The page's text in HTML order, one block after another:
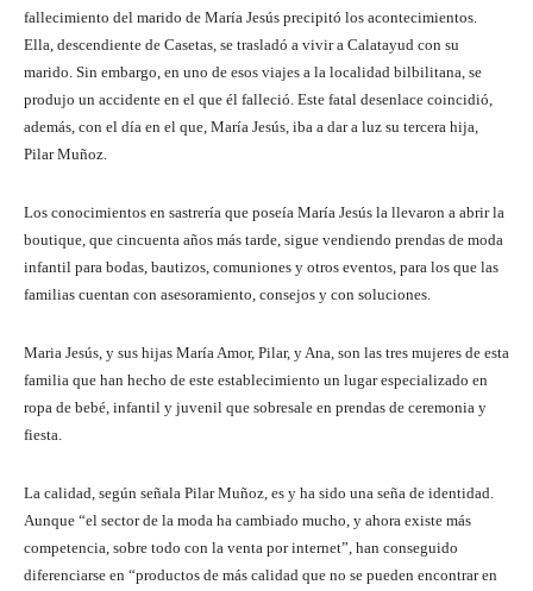
fallecimiento del marido de María Jesús precipitó los acontecimientos.
Ella, descendiente de Casetas, se trasladó a vivir a Calatayud con su
marido. Sin embargo, en uno de esos viajes a la localidad bilbilitana, se
produjo un accidente en el que él falleció. Este fatal desenlace coincidió,
además, con el día en el que, María Jesús, iba a dar a luz su tercera hija,
Pilar Muñoz.
Los conocimientos en sastrería que poseía María Jesús la llevaron a abrir la
boutique, que cincuenta años más tarde, sigue vendiendo prendas de moda
infantil para bodas, bautizos, comuniones y otros eventos, para los que las
familias cuentan con asesoramiento, consejos y con soluciones.
Maria Jesús, y sus hijas María Amor, Pilar, y Ana, son las tres mujeres de esta
familia que han hecho de este establecimiento un lugar especializado en
ropa de bebé, infantil y juvenil que sobresale en prendas de ceremonia y
fiesta.
La calidad, según señala Pilar Muñoz, es y ha sido una seña de identidad.
Aunque “el sector de la moda ha cambiado mucho, y ahora existe más
competencia, sobre todo con la venta por internet”, han conseguido
diferenciarse en “productos de más calidad que no se pueden encontrar en